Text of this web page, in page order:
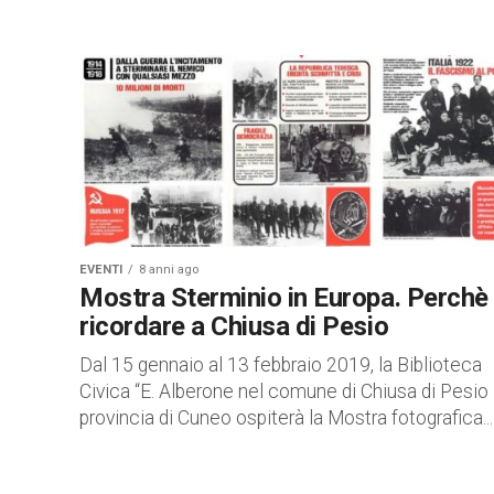
EVENTI 8 anni ago
Mostra Sterminio in Europa. Perchè
ricordare a Chiusa di Pesio
Dal 15 gennaio al 13 febbraio 2019, la Biblioteca
Civica “E. Alberone nel comune di Chiusa di Pesio
provincia di Cuneo ospiterà la Mostra fotografica...